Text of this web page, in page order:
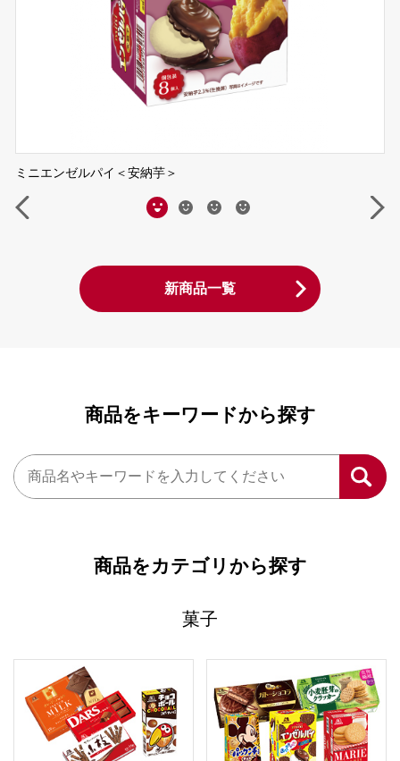
ミニエンゼルパイ＜安納芋＞
新商品一覧
商品をキーワードから探す
商品をカテゴリから探す
菓子